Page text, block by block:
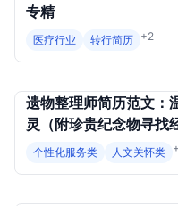
专精
医疗行业 转行简历 +2
遗物整理师简历范文：
灵（附珍贵纪念物寻找
个性化服务类 人文关怀类